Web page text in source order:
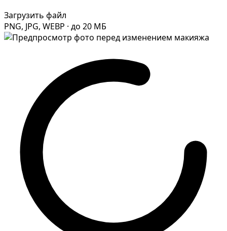
Фотосессия в студии
Загрузить файл
PNG, JPG, WEBP · до 20 МБ